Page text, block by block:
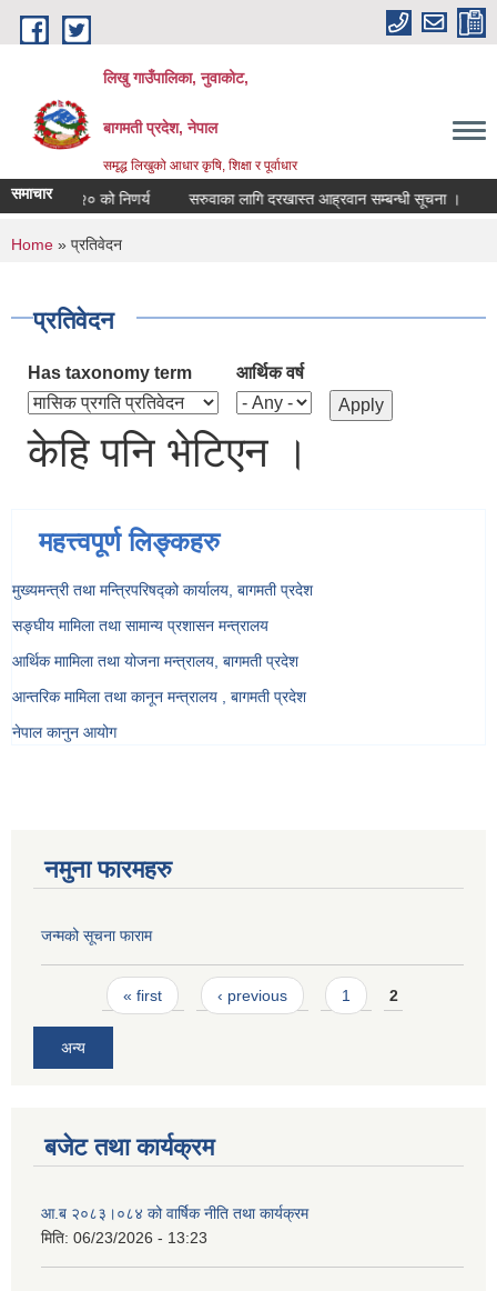
Skip to main content
लिखु गाउँपालिका, नुवाकोट,
बागमती प्रदेश, नेपाल
समृद्ध लिखुको आधार कृषि, शिक्षा र पूर्वाधार
समाचार को निणर्य सरुवाका लागि दरखास्त आह्रवान सम्बन्धी सूचना ।
You are here
Home » प्रतिवेदन
प्रतिवेदन
Has taxonomy term आर्थिक वर्ष
केहि पनि भेटिएन ।
महत्त्वपूर्ण लिङ्कहरु
मुख्यमन्त्री तथा मन्त्रिपरिषद्को कार्यालय, बागमती प्रदेश
सङ्‍घीय मामिला तथा सामान्य प्रशासन मन्त्रालय
आर्थिक माामिला तथा योजना मन्त्रालय, बागमती प्रदेश
आन्तरिक मामिला तथा कानून मन्त्रालय , बागमती प्रदेश
नेपाल कानुन आयोग
नमुना फारमहरु
जन्मको सूचना फाराम
Pages« first ‹ previous 1 2
अन्य
बजेट तथा कार्यक्रम
आ.ब २०८३।०८४ को वार्षिक नीति तथा कार्यक्रम
मिति: 06/23/2026 - 13:23